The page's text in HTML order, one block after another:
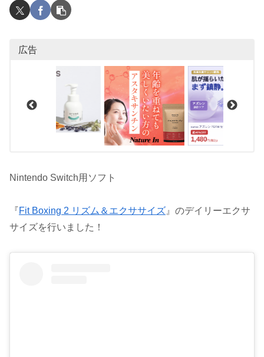
広告
Nintendo Switch用ソフト
『Fit Boxing 2 リズム＆エクササイズ 』のデイリーエクサ
サイズを行いました！